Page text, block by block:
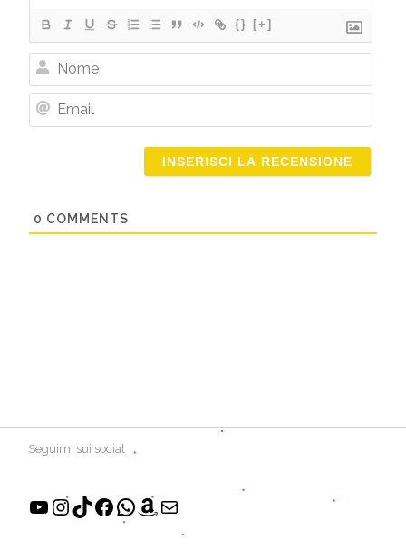
{} [+]
Nome
0 COMMENTS
Seguimi sui social